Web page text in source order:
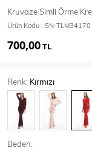
T-Shirt
Body
Kruvaze Simli Örme
Ürün Kodu : SN-TLM34170
700,00TL
Renk: Kırmızı
Beden: